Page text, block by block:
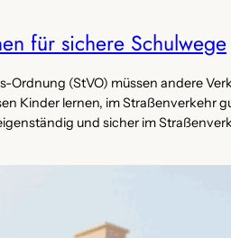
für sichere Schulwege
Ordnung (StVO) müssen andere
Kinder lernen, im Straßenverkehr
und sicher im